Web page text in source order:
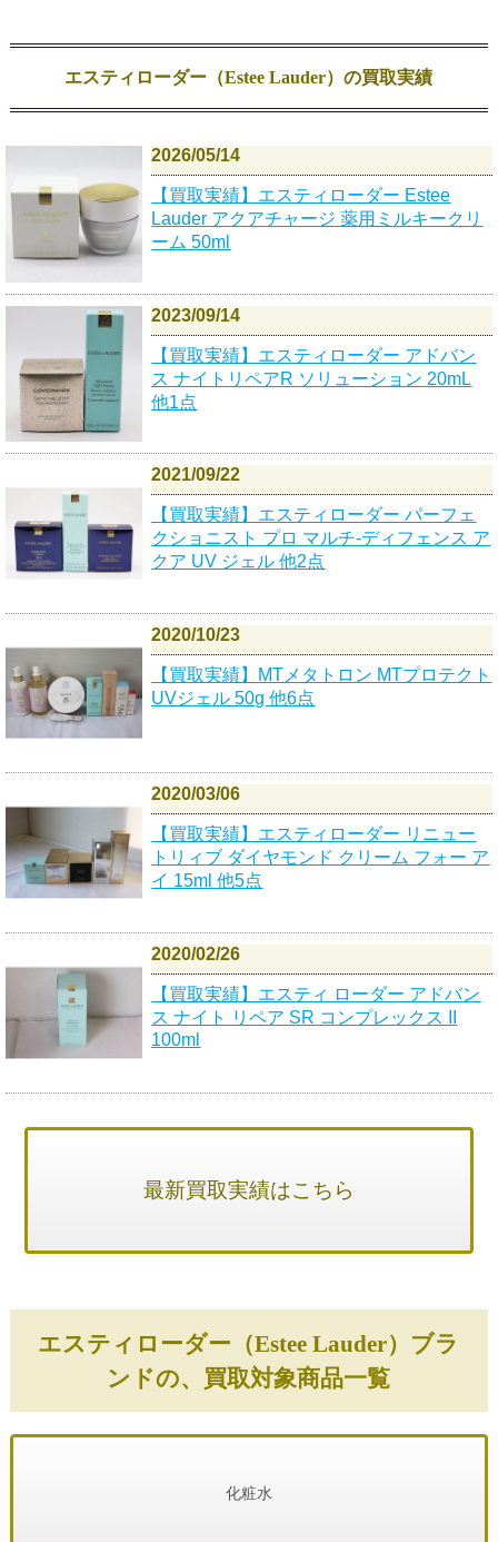
エスティローダー（Estee Lauder）の買取実績
2026/05/14
【買取実績】エスティローダー Estee
Lauder アクアチャージ 薬用ミルキークリ
ーム 50ml
2023/09/14
【買取実績】エスティローダー アドバン
ス ナイトリペアR ソリューション 20mL
他1点
2021/09/22
【買取実績】エスティローダー パーフェ
クショニスト プロ マルチ-ディフェンス ア
クア UV ジェル 他2点
2020/10/23
【買取実績】MTメタトロン MTプロテクト
UVジェル 50g 他6点
2020/03/06
【買取実績】エスティローダー リニュー
トリィブ ダイヤモンド クリーム フォー ア
イ 15ml 他5点
2020/02/26
【買取実績】エスティ ローダー アドバン
ス ナイト リペア SR コンプレックス II
100ml
最新買取実績はこちら
エスティローダー（Estee Lauder）ブラ
ンドの、買取対象商品一覧
化粧水